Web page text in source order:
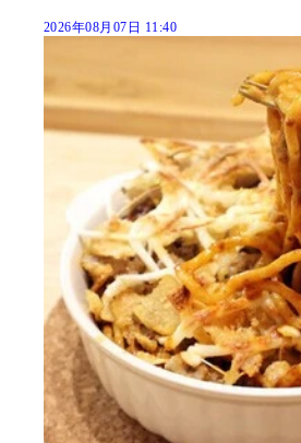
2026年08月07日 11:40